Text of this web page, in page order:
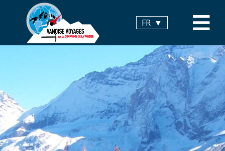
FR
Panneau de gestion des cookies